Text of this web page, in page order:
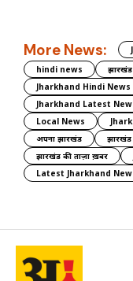
More News:
hindi news
Jharkhand Hindi News
Jharkhand Latest
Local News
अपना झारखंड
झारखंड
झारखंड की ताज़ा ख़बर
Latest Jharkhand